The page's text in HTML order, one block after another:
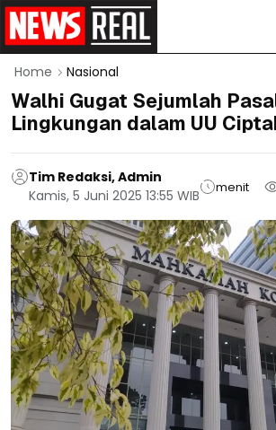
Home Nasional
Walhi Gugat Sejumlah
Lingkungan dalam UU
Tim Redaksi, Admin
Kamis, 5 Juni 2025 13:55 WIB
menit